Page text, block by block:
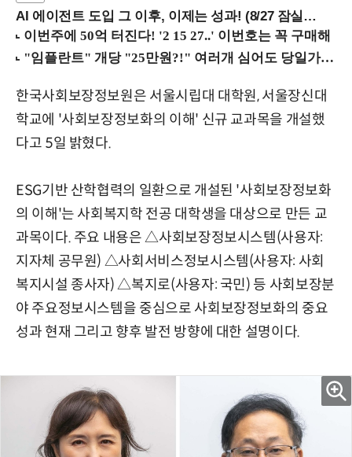
AI 에이전트 도입 그 이후, 이제는 성과! (8/27 잠실역)
한국사회보장정보원은 서울시립대 대학원, 서울장신대
학교에 '사회보장정보화의 이해' 신규 교과목을 개설했
다고 5일 밝혔다.
ESG기반 산학협력의 일환으로 개설된 '사회보장정보화
의 이해'는 사회복지학 전공 대학생을 대상으로 만든 교
과목이다. 주요 내용은 △사회보장정보시스템(사용자:
지자체 공무원) △사회서비스정보시스템(사용자: 사회
복지시설 종사자) △복지로(사용자: 국민) 등 사회보장분
야 주요정보시스템을 중심으로 사회보장정보화의 중요
성과 현재 그리고 향후 발전 방향에 대한 설명이다.